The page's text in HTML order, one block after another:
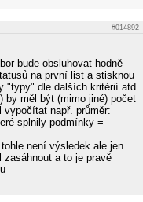
#014892
bude obsluhovat hodně
na první list a stisknou
"typy" dle dalších kritérií atd.
by měl být (mimo jiné) počet
např. průměr:
splnily podmínky =
není výsledek ale jen
a to je pravě